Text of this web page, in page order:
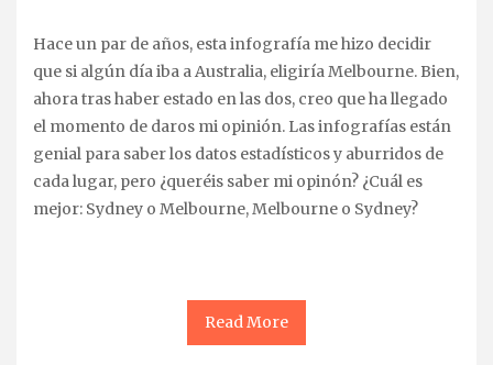
Hace un par de años, esta infografía me hizo decidir
que si algún día iba a Australia, eligiría Melbourne. Bien,
ahora tras haber estado en las dos, creo que ha llegado
el momento de daros mi opinión. Las infografías están
genial para saber los datos estadísticos y aburridos de
cada lugar, pero ¿queréis saber mi opinón? ¿Cuál es
mejor: Sydney o Melbourne, Melbourne o Sydney?
Read More